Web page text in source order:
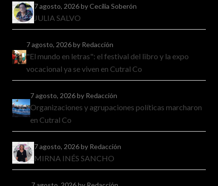
7 agosto, 2026by Cecilia Soberón
JULIA SALVO
7 agosto, 2026by Redacción
"El mundo en letras": el festival del libro y la expo
vocacional ya se viven en Cutral Co
7 agosto, 2026by Redacción
Organizaciones y agrupaciones políticas marcharon
en Cutral Co
7 agosto, 2026by Redacción
MIRNA INÉS SANCHO